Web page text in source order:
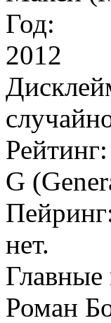
Год:
2012
Рейтинг:
G
нет.
Главные
Роман